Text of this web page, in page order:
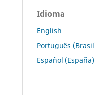
Idioma
English
Português
Español (España)